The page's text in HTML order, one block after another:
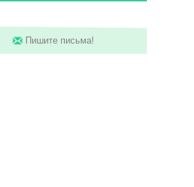
Пишите письма!